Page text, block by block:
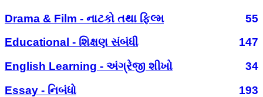
Drama & Film - નાટકો તથા ફિલ્મ
55
Educational - શિક્ષણ સંબંધી
147
English Learning - અંગ્રેજી શીખો
34
Essay - નિબંધો
193